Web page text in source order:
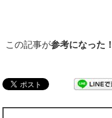
この記事が参考になった！